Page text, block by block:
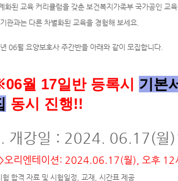
화된 교육 커리큘럼을 갖춘 보건복지가족부 국가공인 교육
관과는 다른 차별화된 교육을 경험해 보세요.
06월 요양보호사 주간반을 아래와 같이 모집합니다.
월 17일반 등록시 기본
동시 진행!!
개강일 : 2024. 06.17(월)
오리엔테이션: 2024.06.17(월), 오후 12
험 합격 자료 및 시험일정, 교재, 시간표 제공